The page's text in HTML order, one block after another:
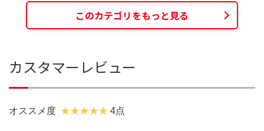
このカテゴリをもっと見る
カスタマーレビュー
オススメ度 4点